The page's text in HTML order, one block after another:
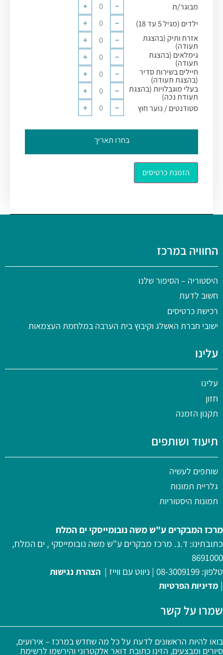
מבוגר/ת
−
+
ילדים (מגיל 5 עד 18)
−
+
אזרח ותיק (בהצגת
תעודה)
−
+
גימלאים (בהצגת
תעודה)
−
+
חיילים בשירות סדיר
(בהצגת תעודה)
−
+
בעלי מוגבלויות (בהצגת
תעודת נכה)
−
+
סטודנטים / נוער חוץ
−
+
בחרו תאריך
הזמנת כרטיסים
החוויה במרכז
היסטוריה – הסיפור שלנו
חשוב לדעת
רכישת כרטיסים
ישובי חברת האשלג וקיבוץ בית הערבה במלחמת העצמאות
עלינו
עלינו
חזון
תקנון הזמנה
תיעוד ושותפים
שותפים לעשיה
גלריית תמונות
תמונות היסטוריות
מרכז המבקרים ע"ש משה נובומייסקי ים המלח
כתובתינו: ד.נ. מרכז מבקרים ע"ש משה נובומייסקי , ים המלח,
8691000
טלפון: 08-3009199
| ניווט עם ווייז | הצהרת נגישות
| מדיניותהפרטיות
שמרו על קשר
בואו להיות הראשונים לדעת על כל מה שחדש במרכז – אירועים,
סיורים ומבצעים, הזינו כתובת דואר אלקטרוני והירשמו לרשימת